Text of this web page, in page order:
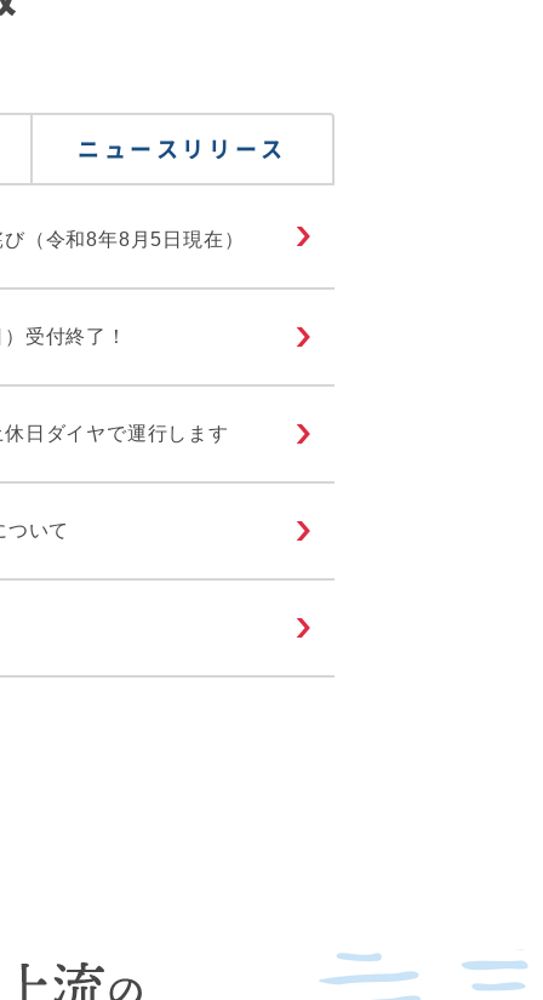
ニュースリリース
（令和8年8月5日現在）
受付終了！
日ダイヤで運行します
ついて